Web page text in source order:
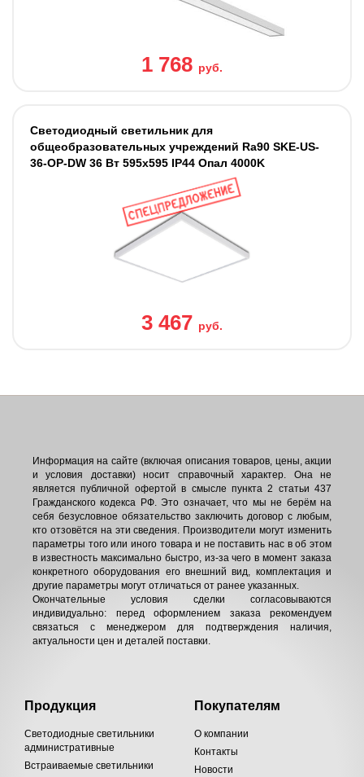
1 768 руб.
Светодиодный светильник для
общеобразовательных учреждений Ra90 SKE-US-
36-OP-DW 36 Вт 595x595 IP44 Опал 4000K
3 467 руб.
Информация на сайте (включая описания товаров, цены, акции
и условия доставки) носит справочный характер. Она не
является публичной офертой в смысле пункта 2 статьи 437
Гражданского кодекса РФ. Это означает, что мы не берём на
себя безусловное обязательство заключить договор с любым,
кто отзовётся на эти сведения. Производители могут изменить
параметры того или иного товара и не поставить нас в об этом
в известность максимально быстро, из-за чего в момент заказа
конкретного оборудования его внешний вид, комплектация и
другие параметры могут отличаться от ранее указанных.
Окончательные условия сделки согласовываются
индивидуально: перед оформлением заказа рекомендуем
связаться с менеджером для подтверждения наличия,
актуальности цен и деталей поставки.
Продукция
Светодиодные светильники
административные
Встраиваемые светильники
Покупателям
О компании
Контакты
Новости